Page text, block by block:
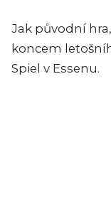
Jak původní
koncem
Spiel v Essenu.